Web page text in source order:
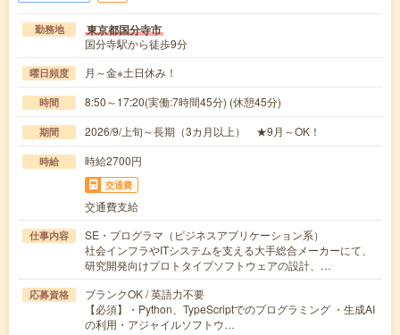
勤務地 東京都国分寺市
国分寺駅から徒歩9分
曜日頻度 月～金※土日休み！
時間 8:50～17:20(実働:7時間45分) (休憩45分)
期間 2026/9/上旬～長期（3カ月以上） ★9月～OK！
時給 時給2700円
交通費
交通費支給
仕事内容
SE・プログラマ（ビジネスアプリケーション系）
社会インフラやITシステムを支える大手総合メーカーにて、
研究開発向けプロトタイプソフトウェアの設計、…
応募資格
ブランクOK / 英語力不要
【必須】・Python、TypeScriptでのプログラミング ・生成AI
の利用・アジャイルソフトウ…